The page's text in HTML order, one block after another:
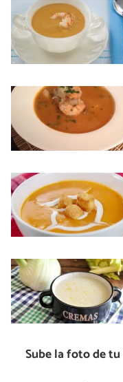
Sube la foto de tu